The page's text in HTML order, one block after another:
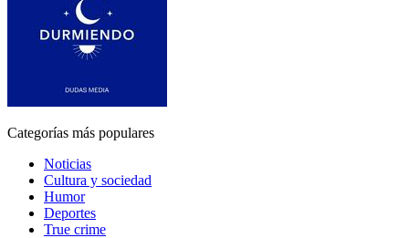
Categorías más populares
Noticias
Cultura y sociedad
Humor
Deportes
True crime